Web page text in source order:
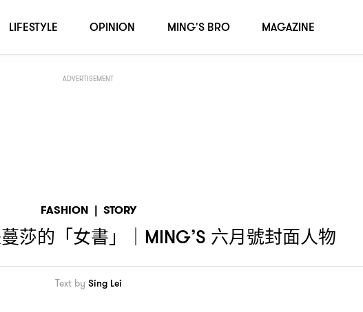
ADVERTISEMENT
FASHION | STORY
莎的「女書」 ｜MING’S 六月號封面人物
Text by Sing Lei
LIFESTYLE OPINION MING'S BRO MAGAZINE